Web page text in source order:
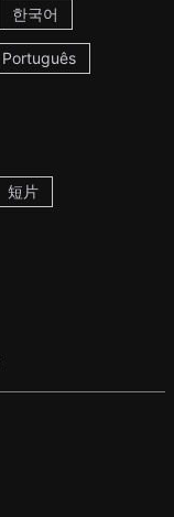
한국어
Português
短片